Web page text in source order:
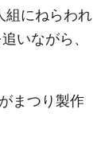
組にねらわれ
いながら、
まつり製作